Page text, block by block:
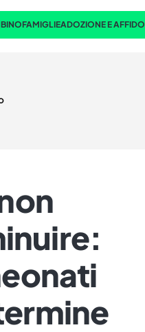
FAMIGLIEADOZIONE E AFFIDO